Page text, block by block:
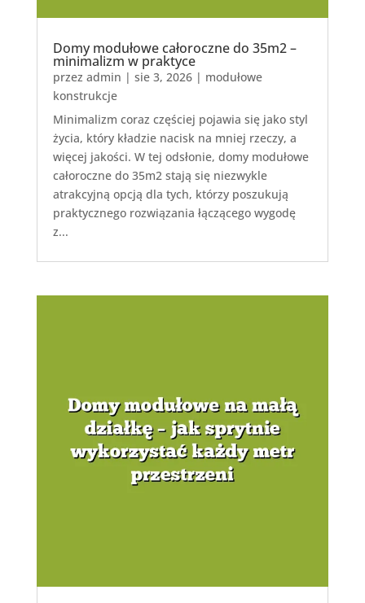
Domy modułowe całoroczne do 35m2 –
minimalizm w praktyce
przez admin | sie 3, 2026| modułowe
konstrukcje
Minimalizm coraz częściej pojawia się jako styl
życia, który kładzie nacisk na mniej rzeczy, a
więcej jakości. W tej odsłonie, domy modułowe
całoroczne do 35m2 stają się niezwykle
atrakcyjną opcją dla tych, którzy poszukują
praktycznego rozwiązania łączącego wygodę
z...